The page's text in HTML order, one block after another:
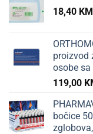
18,40 KM
proizvod
osobe
119,00
bočice